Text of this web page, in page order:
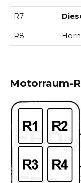
R7
R8 Horn
Motorraum-